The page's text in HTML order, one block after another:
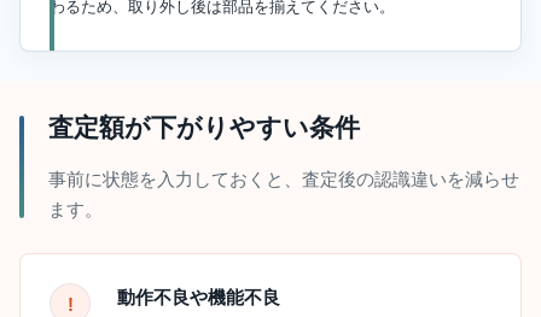
わるため、取り外し後は部品を揃えてください。
査定額が下がりやすい条件
事前に状態を入力しておくと、査定後の認識違いを減らせ
ます。
動作不良や機能不良